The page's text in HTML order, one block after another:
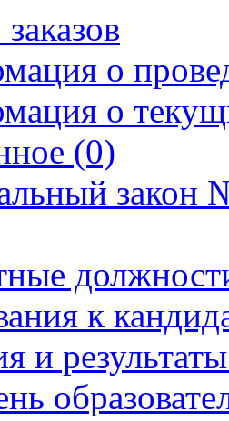
о
о
(0)
закон
к
и